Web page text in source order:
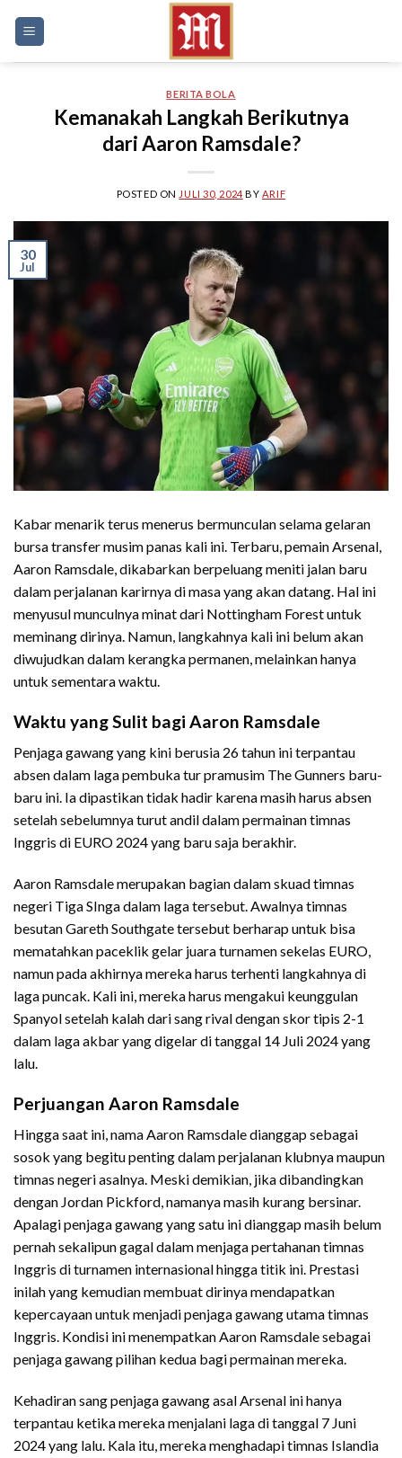
BERITA BOLA
Kemanakah Langkah Berikutnya
dari Aaron Ramsdale?
POSTED ON JULI 30, 2024 BY ARIF
30
Jul
Kabar menarik terus menerus bermunculan selama gelaran
bursa transfer musim panas kali ini. Terbaru, pemain Arsenal,
Aaron Ramsdale, dikabarkan berpeluang meniti jalan baru
dalam perjalanan karirnya di masa yang akan datang. Hal ini
menyusul munculnya minat dari Nottingham Forest untuk
meminang dirinya. Namun, langkahnya kali ini belum akan
diwujudkan dalam kerangka permanen, melainkan hanya
untuk sementara waktu.
Waktu yang Sulit bagi Aaron Ramsdale
Penjaga gawang yang kini berusia 26 tahun ini terpantau
absen dalam laga pembuka tur pramusim The Gunners baru-
baru ini. Ia dipastikan tidak hadir karena masih harus absen
setelah sebelumnya turut andil dalam permainan timnas
Inggris di EURO 2024 yang baru saja berakhir.
Aaron Ramsdale merupakan bagian dalam skuad timnas
negeri Tiga SInga dalam laga tersebut. Awalnya timnas
besutan Gareth Southgate tersebut berharap untuk bisa
mematahkan paceklik gelar juara turnamen sekelas EURO,
namun pada akhirnya mereka harus terhenti langkahnya di
laga puncak. Kali ini, mereka harus mengakui keunggulan
Spanyol setelah kalah dari sang rival dengan skor tipis 2-1
dalam laga akbar yang digelar di tanggal 14 Juli 2024 yang
lalu.
Perjuangan Aaron Ramsdale
Hingga saat ini, nama Aaron Ramsdale dianggap sebagai
sosok yang begitu penting dalam perjalanan klubnya maupun
timnas negeri asalnya. Meski demikian, jika dibandingkan
dengan Jordan Pickford, namanya masih kurang bersinar.
Apalagi penjaga gawang yang satu ini dianggap masih belum
pernah sekalipun gagal dalam menjaga pertahanan timnas
Inggris di turnamen internasional hingga titik ini. Prestasi
inilah yang kemudian membuat dirinya mendapatkan
kepercayaan untuk menjadi penjaga gawang utama timnas
Inggris. Kondisi ini menempatkan Aaron Ramsdale sebagai
penjaga gawang pilihan kedua bagi permainan mereka.
Kehadiran sang penjaga gawang asal Arsenal ini hanya
terpantau ketika mereka menjalani laga di tanggal 7 Juni
2024 yang lalu. Kala itu, mereka menghadapi timnas Islandia